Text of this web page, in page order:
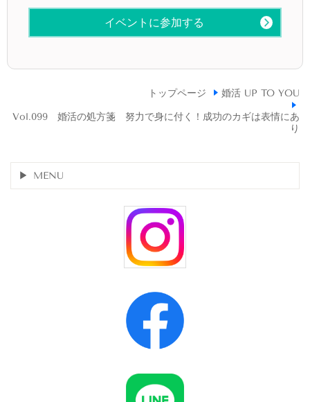
イベントに参加する
トップページ
婚活 UP TO YOU
Vol.099 婚活の処方箋 努力で身に付く！成功のカギは表情にあ
り
MENU